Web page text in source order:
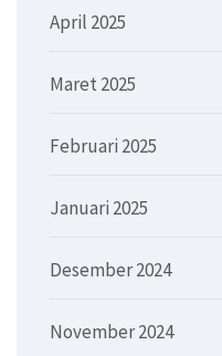
April 2025
Maret 2025
Februari 2025
Januari 2025
Desember 2024
November 2024